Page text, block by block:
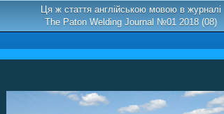
Ця ж стаття англійською мовою в журналі
The Paton Welding Journal №01 2018 (08)